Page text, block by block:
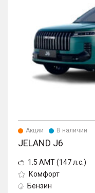
Акции В наличии
JELAND J6
1.5 AMT (147 л.с.)
Комфорт
Бензин